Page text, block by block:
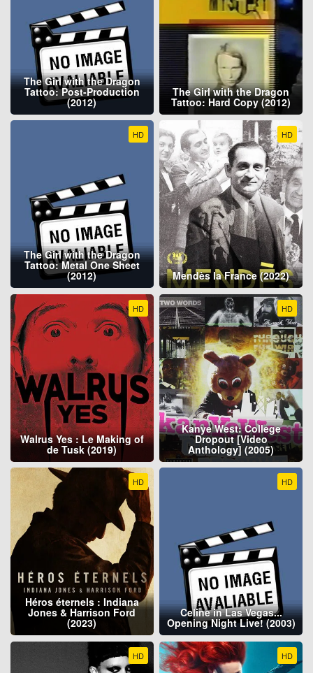
The Girl with the Dragon
Tattoo: Post-Production
(2012)
The Girl with the Dragon
Tattoo: Hard Copy (2012)
HD
The Girl with the Dragon
Tattoo: Metal One Sheet
(2012)
HD
Mendès la France (2022)
HD
Walrus Yes : Le Making of
de Tusk (2019)
HD
Kanye West: College
Dropout [Video
Anthology] (2005)
HD
Héros éternels : Indiana
Jones & Harrison Ford
(2023)
HD
Celine in Las Vegas...
Opening Night Live! (2003)
HD HD